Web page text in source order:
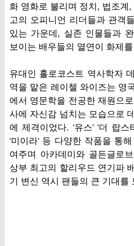
화 영화로 불리며 정치, 법조계,
고의 오피니언 리더들과 관객
있는 가운데, 실존 인물들과
보이는 배우들의 열연이 화제
유대인 홀로코스트 역사학자
역을 맡은 레이첼 와이즈는 영
에서 영문학을 전공한 재원으
사에 자신감 넘치는 모습으로
에 제격이었다. '유스' '더 랍스
'미이라' 등 다양한 작품을 통
여주며 아카데미와 골든글로
상부 최고의 할리우드 연기파
기 변신 역시 팬들의 큰 기대를